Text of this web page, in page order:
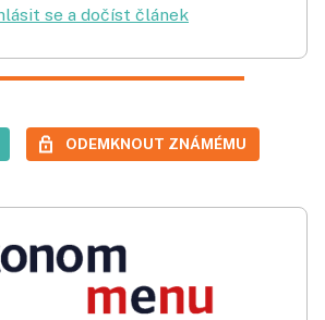
se a dočíst článek
ODEMKNOUT ZNÁMÉMU